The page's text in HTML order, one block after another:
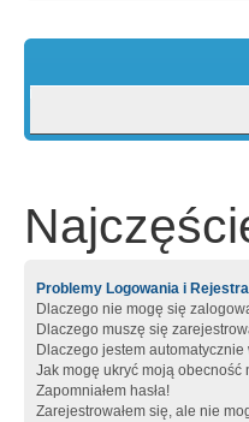
Problemy Logowania i
Dlaczego nie mogę się
Dlaczego muszę się
Dlaczego jestem
Jak mogę ukryć moją obecność
Zapomniałem hasła!
Zarejestrowałem się, ale nie